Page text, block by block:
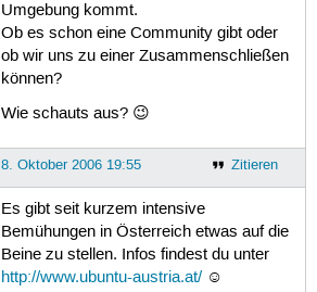
Umgebung kommt.
Ob es schon eine Community gibt oder
ob wir uns zu einer Zusammenschließen
können?
Wie schauts aus? 😉
Zitieren
8. Oktober 2006 19:55
Es gibt seit kurzem intensive
Bemühungen in Österreich etwas auf die
Beine zu stellen. Infos findest du unter
http://www.ubuntu-austria.at/☺